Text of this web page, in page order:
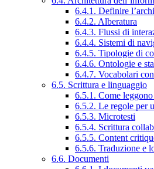
6.4.1. Definire
6.4.2. Alberatura
6.4.3. Flussi di
6.4.4. Sistemi di
6.4.5. Tipologie di
6.4.6. Ontologie e
6.4.7. Vocabolari
6.5. Scrittura e linguaggio
6.5.1. Come
6.5.2. Le regole per
6.5.3. Microtesti
6.5.4. Scrittura
6.5.5. Content
6.5.6. Traduzione e
6.6. Documenti